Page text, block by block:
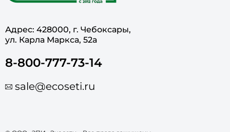
Адрес: 428000, г. Чебоксары,
ул. Карла Маркса, 52а
8-800-777-73-14
sale@ecoseti.ru